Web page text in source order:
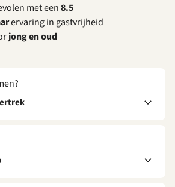
met een8.5
ervaring in gastvrijheid
jong en oud